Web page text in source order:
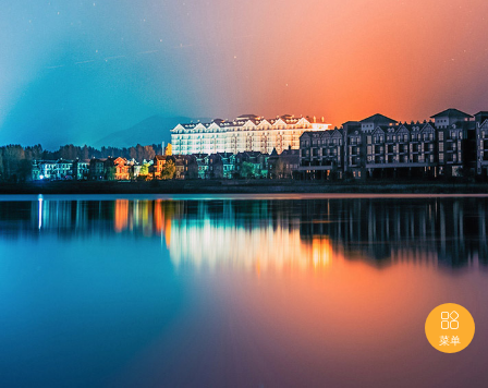

菜单